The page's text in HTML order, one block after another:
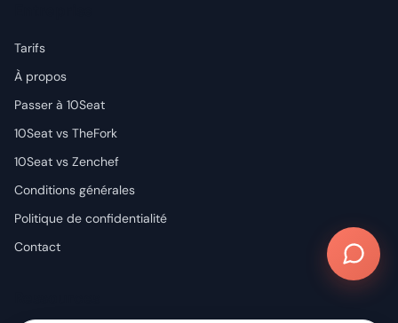
Tarifs
À propos
Passer à 10Seat
10Seat vs TheFork
10Seat vs Zenchef
Conditions générales
Politique de confidentialité
Contact